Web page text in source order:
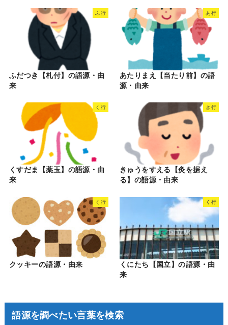
ふ行
ふだつき【札付】の語源・由
来
あ行
あたりまえ【当たり前】の語
源・由来
く行
くすだま【薬玉】の語源・由
来
き行
きゅうをすえる【灸を据え
る】の語源・由来
く行
クッキーの語源・由来
く行
くにたち【国立】の語源・由
来
語源を調べたい言葉を検索